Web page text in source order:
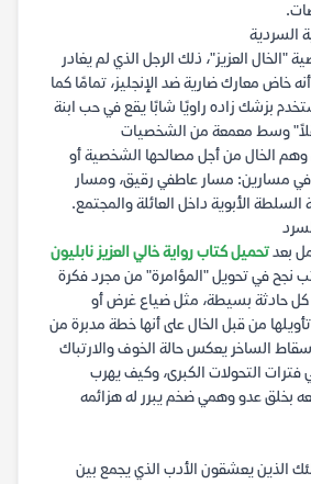
السردية
العزيز"، ذلك الرجل الذي لم يغادر
خاض معارك ضارية ضد الإنجليز، تمامًا كما
بزشك زاده راويًا شابًا يقع في حب ابنة
وسط معمعة من الشخصيات
وهم الخال من أجل مصالحها الشخصية أو
في مسارين: مسار عاطفي رقيق، ومسار
الأبوية داخل العائلة والمجتمع.
بعدتحميل كتاب رواية خالي العزيز نابليون
نجح في تحويل "المؤامرة" من مجرد فكرة
كل حادثة بسيطة، مثل ضياع غرض أو
من قبل الخال على أنها خطة مدبرة من
الساخر يعكس حالة الخوف والارتباك
فترات التحولات الكبرى، وكيف يهرب
بخلق عدو وهمي ضخم يبرر له هزائمه
الذين يعشقون الأدب الذي يجمع بين